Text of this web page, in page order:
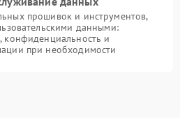
прошивок и инструментов,
данными:
конфиденциальность и
при необходимости